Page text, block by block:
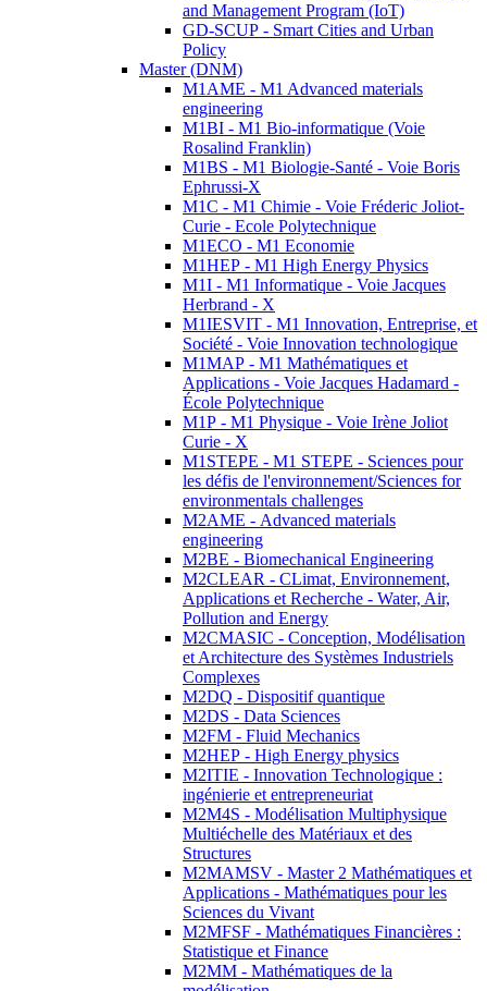
and Management Program (IoT)
GD-SCUP - Smart Cities and Urban
Policy
Master (DNM)
M1AME - M1 Advanced materials
engineering
M1BI - M1 Bio-informatique (Voie
Rosalind Franklin)
M1BS - M1 Biologie-Santé - Voie Boris
Ephrussi-X
M1C - M1 Chimie - Voie Fréderic Joliot-
Curie - Ecole Polytechnique
M1ECO - M1 Economie
M1HEP - M1 High Energy Physics
M1I - M1 Informatique - Voie Jacques
Herbrand - X
M1IESVIT - M1 Innovation, Entreprise, et
Société - Voie Innovation technologique
M1MAP - M1 Mathématiques et
Applications - Voie Jacques Hadamard -
École Polytechnique
M1P - M1 Physique - Voie Irène Joliot
Curie - X
M1STEPE - M1 STEPE - Sciences pour
les défis de l'environnement/Sciences for
environmentals challenges
M2AME - Advanced materials
engineering
M2BE - Biomechanical Engineering
M2CLEAR - CLimat, Environnement,
Applications et Recherche - Water, Air,
Pollution and Energy
M2CMASIC - Conception, Modélisation
et Architecture des Systèmes Industriels
Complexes
M2DQ - Dispositif quantique
M2DS - Data Sciences
M2FM - Fluid Mechanics
M2HEP - High Energy physics
M2ITIE - Innovation Technologique :
ingénierie et entrepreneuriat
M2M4S - Modélisation Multiphysique
Multiéchelle des Matériaux et des
Structures
M2MAMSV - Master 2 Mathématiques et
Applications - Mathématiques pour les
Sciences du Vivant
M2MFSF - Mathématiques Financières :
Statistique et Finance
M2MM - Mathématiques de la